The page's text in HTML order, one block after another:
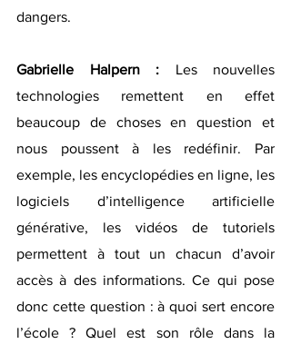
dangers.
Gabrielle Halpern : Les nouvelles
technologies remettent en effet
beaucoup de choses en question et
nous poussent à les redéfinir. Par
exemple, les encyclopédies en ligne, les
logiciels d’intelligence artificielle
générative, les vidéos de tutoriels
permettent à tout un chacun d’avoir
accès à des informations. Ce qui pose
donc cette question : à quoi sert encore
l’école ? Quel est son rôle dans la